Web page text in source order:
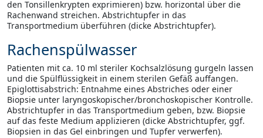
den Tonsillenkrypten exprimieren) bzw. horizontal über die
Rachenwand streichen. Abstrichtupfer in das
Transportmedium überführen (dicke Abstrichtupfer).
Rachenspülwasser
Patienten mit ca. 10 ml steriler Kochsalzlösung gurgeln lassen
und die Spülflüssigkeit in einem sterilen Gefäß auffangen.
Epiglottisabstrich: Entnahme eines Abstriches oder einer
Biopsie unter laryngoskopischer/bronchoskopischer Kontrolle.
Abstrichtupfer in das Transportmedium geben, bzw. Biopsie
auf das feste Medium applizieren (dicke Abstrichtupfer, ggf.
Biopsien in das Gel einbringen und Tupfer verwerfen).